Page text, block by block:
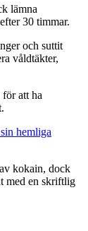
lämna
30 timmar.
och suttit
våldtäkter,
att ha
hemliga
kokain, dock
med en skriftlig